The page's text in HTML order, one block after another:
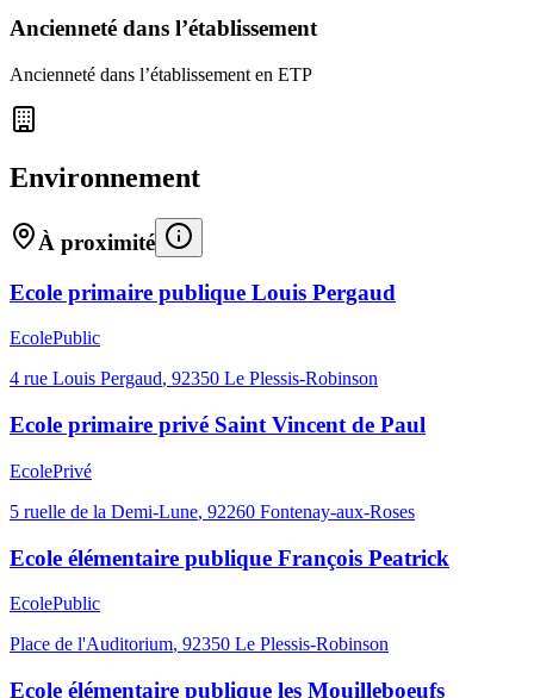
Ancienneté dans l’établissement
Ancienneté dans l’établissement en ETP
Environnement
À proximité
Ecole primaire publique Louis Pergaud
EcolePublic
4 rue Louis Pergaud, 92350 Le Plessis-Robinson
Ecole primaire privé Saint Vincent de Paul
EcolePrivé
5 ruelle de la Demi-Lune, 92260 Fontenay-aux-Roses
Ecole élémentaire publique François Peatrick
EcolePublic
Place de l'Auditorium, 92350 Le Plessis-Robinson
Ecole élémentaire publique les Mouilleboeufs